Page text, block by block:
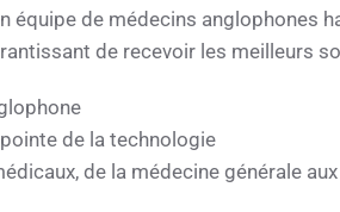
équipe de médecins anglophones
de recevoir les meilleurs
de la technologie
de la médecine générale